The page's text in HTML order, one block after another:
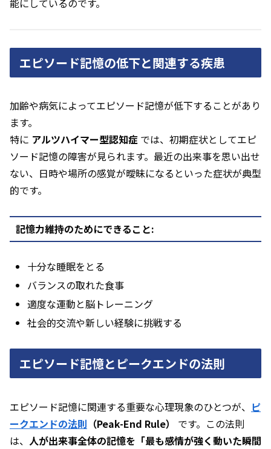
能にしているのです。
エピソード記憶の低下と関連する疾患
加齢や病気によってエピソード記憶が低下することがあり
ます。
特に アルツハイマー型認知症 では、初期症状としてエピ
ソード記憶の障害が見られます。最近の出来事を思い出せ
ない、日時や場所の感覚が曖昧になるといった症状が典型
的です。
記憶力維持のためにできること:
十分な睡眠をとる
バランスの取れた食事
適度な運動と脳トレーニング
社会的交流や新しい経験に挑戦する
エピソード記憶とピークエンドの法則
エピソード記憶に関連する重要な心理現象のひとつが、 ピ
ークエンドの法則 （Peak-End Rule）
です。この法則
は、 人が出来事全体の記憶を「最も感情が強く動いた瞬間